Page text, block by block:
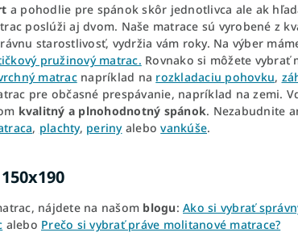
a pohodlie pre spánok skôr jednotlivca ale ak
poslúži aj dvom. Naše matrace sú vyrobené z
starostlivosť, vydržia vám roky. Na výber
pružinový matrac. Rovnako si môžete vybrať
matracnapríklad na rozkladaciu pohovku,
pre občasné prespávanie, napríklad na zemi.
kvalitný a plnohodnotný spánok. Nezabudnite
, plachty, perinyalebovankúše.
nájdete na našom blogu: Ako si vybrať
alebo Prečo si vybrať práve molitanové matrace?